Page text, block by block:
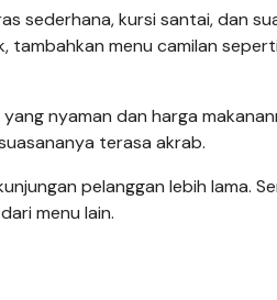
sederhana, kursi santai, dan
tambahkan menu camilan
nyaman dan harga
terasa akrab.
pelanggan lebih lama.
menu lain.